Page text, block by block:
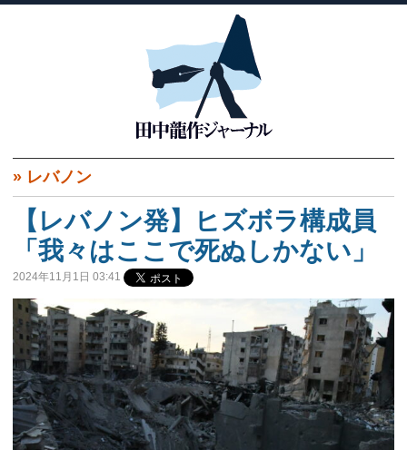
» レバノン
【レバノン発】ヒズボラ構成員
「我々はここで死ぬしかない」
2024年11月1日 03:41